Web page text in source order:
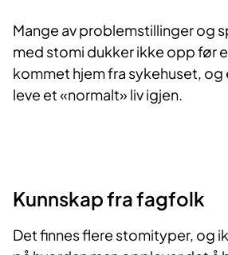
Mange av problemstillinger og
med stomi dukker ikke opp før
kommet hjem fra sykehuset, og
leve et «normalt» liv igjen.
Kunnskap fra fagfolk
Det finnes flere stomityper, og